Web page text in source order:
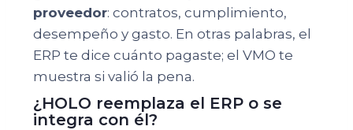
proveedor: contratos, cumplimiento,
desempeño y gasto. En otras palabras, el
ERP te dice cuánto pagaste; el VMO te
muestra si valió la pena.
¿HOLO reemplaza el ERP o se
integra con él?